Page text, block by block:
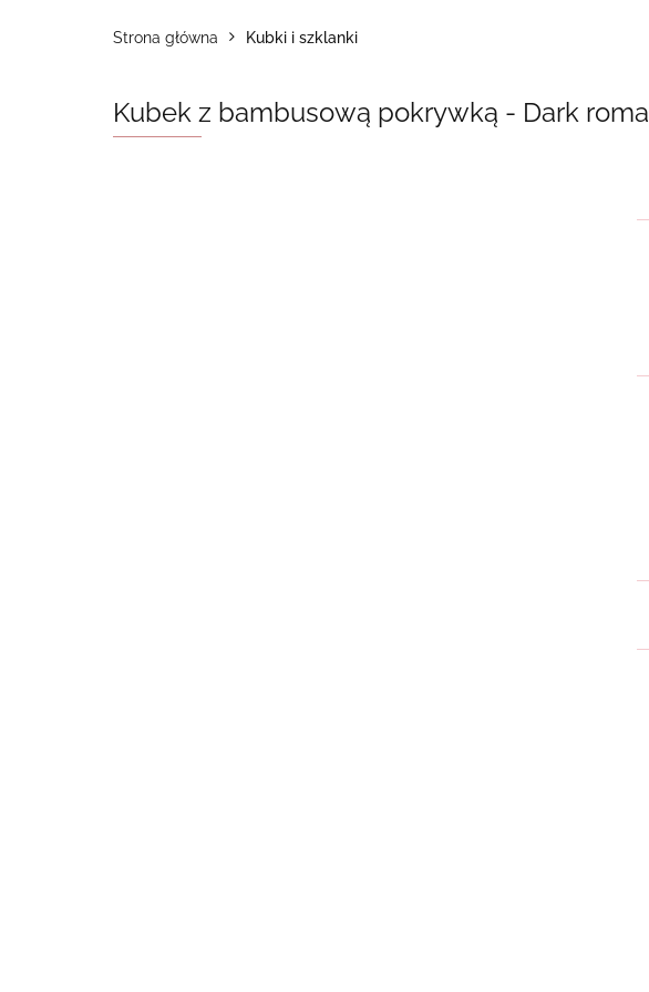
Strona główna Kubki i szklanki
Kubek z bambusową pokrywką - Dark